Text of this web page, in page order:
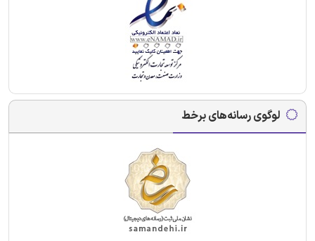
لوگوی رسانه‌های برخط